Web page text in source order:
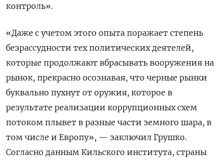
контроль».
«Даже с учетом этого опыта поражает степень
безрассудности тех политических деятелей,
которые продолжают вбрасывать вооружения на
рынок, прекрасно осознавая, что черные рынки
буквально пухнут от оружия, которое в
результате реализации коррупционных схем
потоком плывет в разные части земного шара, в
том числе и Европу», — заключил Грушко.
Согласно данным Кильского института, страны